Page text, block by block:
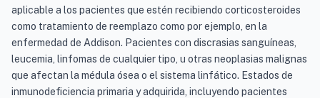
aplicable a los pacientes que estén recibiendo corticosteroides
como tratamiento de reemplazo como por ejemplo, en la
enfermedad de Addison. Pacientes con discrasias sanguíneas,
leucemia, linfomas de cualquier tipo, u otras neoplasias malignas
que afectan la médula ósea o el sistema linfático. Estados de
inmunodeficiencia primaria y adquirida, incluyendo pacientes